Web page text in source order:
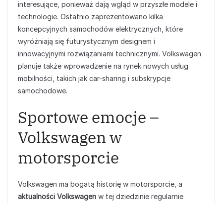
interesujące, ponieważ dają wgląd w przyszłe modele i
technologie. Ostatnio zaprezentowano kilka
koncepcyjnych samochodów elektrycznych, które
wyróżniają się futurystycznym designem i
innowacyjnymi rozwiązaniami technicznymi. Volkswagen
planuje także wprowadzenie na rynek nowych usług
mobilności, takich jak car-sharing i subskrypcje
samochodowe.
Sportowe emocje –
Volkswagen w
motorsporcie
Volkswagen ma bogatą historię w motorsporcie, a
aktualności Volkswagen w tej dziedzinie regularnie